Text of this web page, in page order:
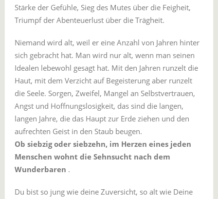
Stärke der Gefühle, Sieg des Mutes über die Feigheit,
Triumpf der Abenteuerlust über die Trägheit.
Niemand wird alt, weil er eine Anzahl von Jahren hinter
sich gebracht hat. Man wird nur alt, wenn man seinen
Idealen lebewohl gesagt hat. Mit den Jahren runzelt die
Haut, mit dem Verzicht auf Begeisterung aber runzelt
die Seele. Sorgen, Zweifel, Mangel an Selbstvertrauen,
Angst und Hoffnungslosigkeit, das sind die langen,
langen Jahre, die das Haupt zur Erde ziehen und den
aufrechten Geist in den Staub beugen.
Ob siebzig oder siebzehn, im Herzen eines jeden
Menschen wohnt die Sehnsucht nach dem
Wunderbaren .
Du bist so jung wie deine Zuversicht, so alt wie Deine